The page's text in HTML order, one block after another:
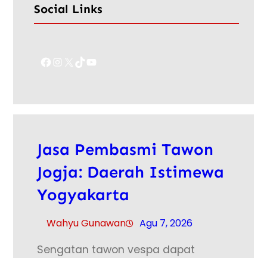
Social Links
Facebook Instagram TikTok YouTube
Jasa Pembasmi Tawon
Jogja: Daerah Istimewa
Yogyakarta
Wahyu Gunawan Agu 7, 2026
Sengatan tawon vespa dapat